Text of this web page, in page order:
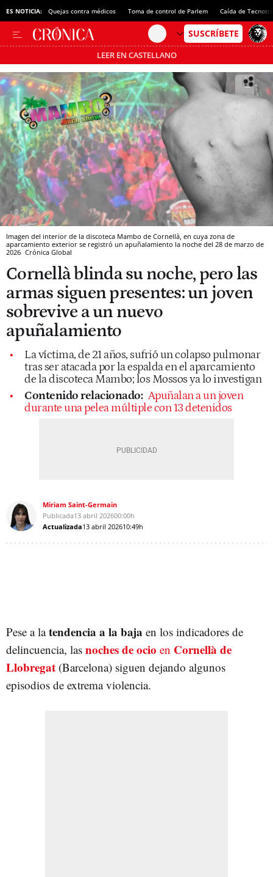
ES NOTICIA: Quejas contra médicos Toma de control de Parlem Caída de
LEER EN CASTELLANO
Pásate al MODO AHORRO
Imagen del interior de la discoteca Mambo de Cornellà, en cuya zona de
aparcamiento exterior se registró un apuñalamiento la noche del 28 de marzo de
2026 Crónica Global
Cornellà blinda su noche, pero las
armas siguen presentes: un joven
sobrevive a un nuevo
apuñalamiento
La víctima, de 21 años, sufrió un colapso pulmonar
tras ser atacada por la espalda en el aparcamiento
de la discoteca Mambo; los Mossos ya lo investigan
Contenido relacionado: Apuñalan a un joven
durante una pelea múltiple con 13 detenidos
Miriam Saint-Germain
Publicada13 abril 202600:00h
Actualizada13 abril 202610:49h
Pese a latendencia a la baja en los indicadores de
delincuencia, las noches de ocio en Cornellà de
Llobregat (Barcelona) siguen dejando algunos
episodios de extrema violencia.